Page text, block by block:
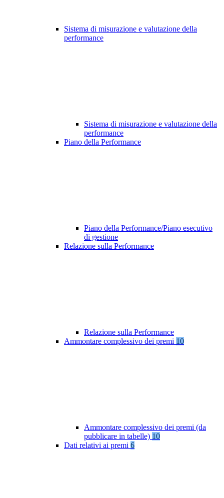
Sistema di misurazione e valutazione della
performance
Sistema di misurazione e valutazione della
performance
Piano della Performance
Piano della Performance/Piano esecutivo
di gestione
Relazione sulla Performance
Relazione sulla Performance
Ammontare complessivo dei premi 10
Ammontare complessivo dei premi (da
pubblicare in tabelle) 10
Dati relativi ai premi 6